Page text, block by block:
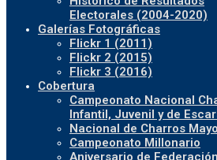
Electorales (2004-2020)
Galerías Fotográficas
Flickr 1 (2011)
Flickr 2 (2015)
Flickr 3 (2016)
Cobertura
Campeonato Nacional
Infantil, Juvenil y de
Nacional de Charros
Campeonato Millonario
Aniversario de Federación